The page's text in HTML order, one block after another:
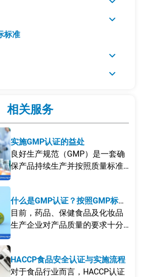
标准
相关服务
实施GMP认证的益处
良好生产规范（GMP）是一套确
保产品持续生产并按照质量标准
进行控制的管理体系。
什么是GMP认证？按照GMP标准
实施生产管理有哪些好处？
目前，药品、保健食品及化妆品
生产企业对产品质量的要求十分
严格。因此，获得GMP认证证书
已成为生产工厂投入运营的必要
条件。
HACCP食品安全认证与实施流程
对于食品行业而言，HACCP认证